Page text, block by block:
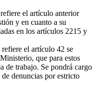
el artículo anterior
y en cuanto a su
en los artículos 2215 y
el artículo 42 se
que para estos
de trabajo. Se pondrá cargo
denuncias por estricto